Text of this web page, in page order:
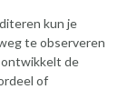
kun je
te observeren
ontwikkelt de
of